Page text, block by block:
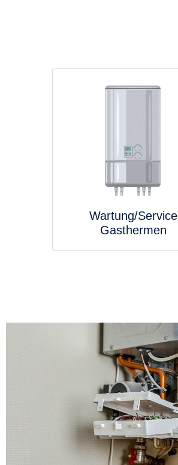
Wartung/Service
Gasthermen